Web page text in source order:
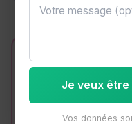
🤒Je veux
Vos données